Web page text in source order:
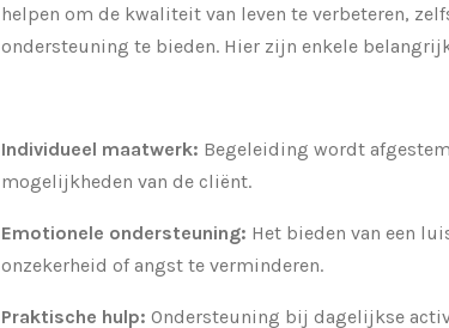
helpen om de kwaliteit van leven te verbeteren,
ondersteuning te bieden. Hier zijn enkele
Individueel maatwerk: Begeleiding wordt
mogelijkheden van de cliënt.
Emotionele ondersteuning: Het bieden van een
onzekerheid of angst te verminderen.
Praktische hulp: Ondersteuning bij dagelijkse